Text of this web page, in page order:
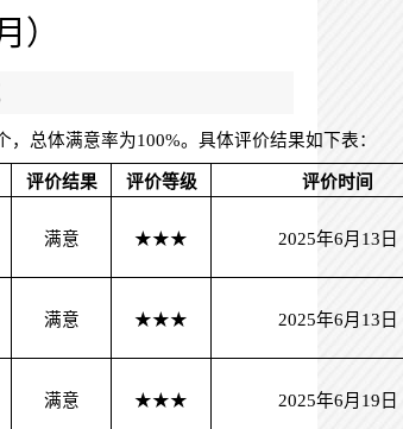
）
，总体满意率为100%。具体评价结果如下表：
评价结果 评价等级 评价时间
满意 ★★★ 2025年6月13日
满意 ★★★ 2025年6月13日
满意 ★★★ 2025年6月19日